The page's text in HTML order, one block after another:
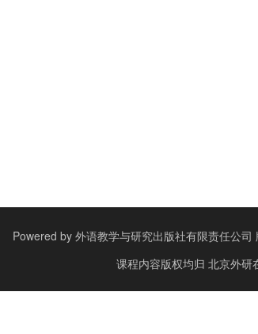
Powered by 外语教学与研究出版社有限责任公
课程内容版权均归 北京外研